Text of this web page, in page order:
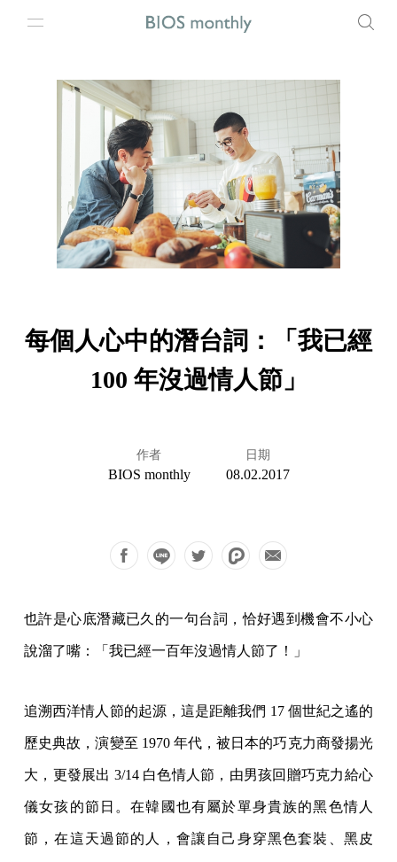
每個人心中的潛台詞：「我已經
100 年沒過情人節」
作者
BIOS monthly
日期
08.02.2017
也許是心底潛藏已久的一句台詞，恰好遇到機會不小心
說溜了嘴：「我已經一百年沒過情人節了！」
追溯西洋情人節的起源，這是距離我們 17 個世紀之遙的
歷史典故，演變至 1970 年代，被日本的巧克力商發揚光
大，更發展出 3/14 白色情人節，由男孩回贈巧克力給心
儀女孩的節日。在韓國也有屬於單身貴族的黑色情人
節，在這天過節的人，會讓自己身穿黑色套裝、黑皮